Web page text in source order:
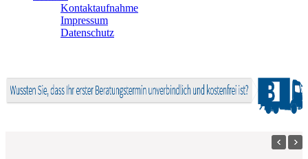
Kontaktaufnahme
Impressum
Datenschutz